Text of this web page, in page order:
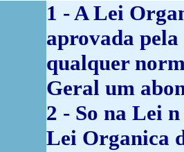
1 - A Lei
aprovada
qualquer
Geral um
2 - So na Lei
Lei Organica